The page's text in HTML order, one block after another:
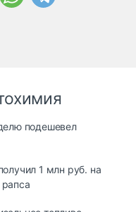
подешевел
1 млн руб. на